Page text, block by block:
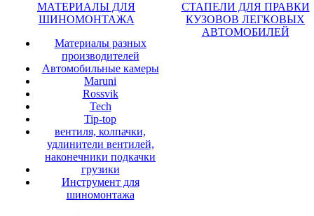
МАТЕРИАЛЫ ДЛЯ
ШИНОМОНТАЖА
Материалы разных
производителей
Автомобильные камеры
Maruni
Rossvik
Tech
Tip-top
вентиля, колпачки,
удлинители вентилей,
наконечники подкачки
грузики
Инструмент для
шиномонтажа
СТАПЕЛИ ДЛЯ ПРАВКИ
КУЗОВОВ ЛЕГКОВЫХ
АВТОМОБИЛЕЙ